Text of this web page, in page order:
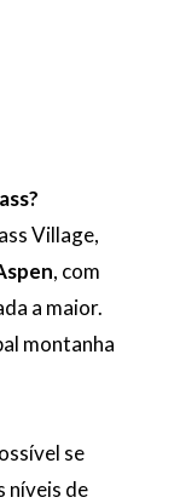
Village,
, com
a maior.
montanha
se
níveis de